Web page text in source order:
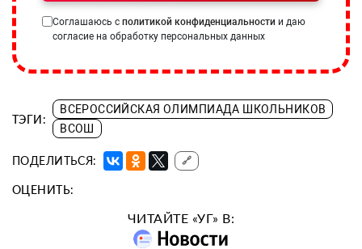
Соглашаюсь с политикой конфиденциальности и даю
согласие на обработку персональных данных
ТЭГИ:
ВСЕРОССИЙСКАЯ ОЛИМПИАДА ШКОЛЬНИКОВ
ВСОШ
ПОДЕЛИТЬСЯ: 🔗
ОЦЕНИТЬ:
ЧИТАЙТЕ «УГ» В: